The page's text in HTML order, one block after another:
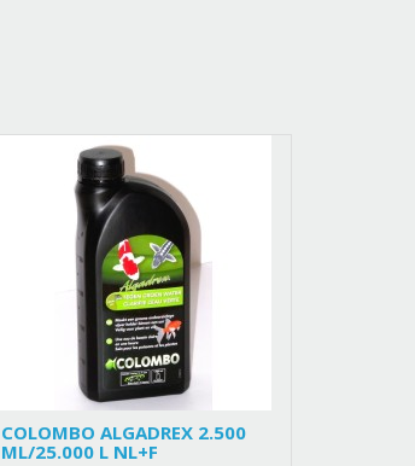
COLOMBO ALGADREX 2.500
ML/25.000 L NL+F